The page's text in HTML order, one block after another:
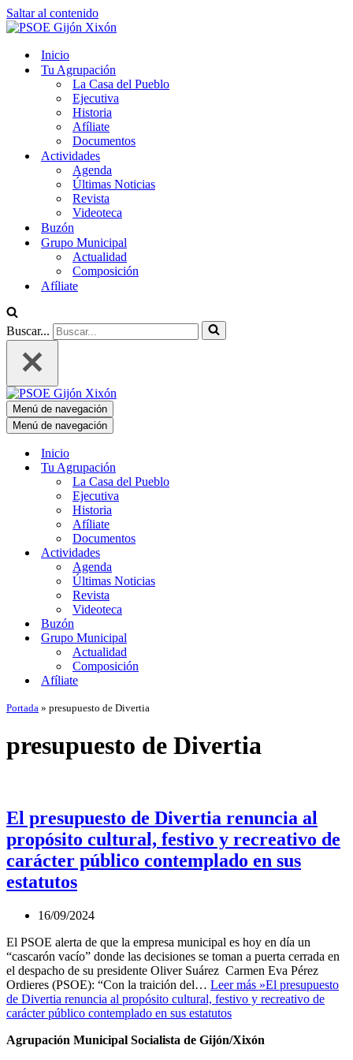
Saltar al contenido
Inicio
Tu Agrupación
La Casa del Pueblo
Ejecutiva
Historia
Afíliate
Documentos
Actividades
Agenda
Últimas Noticias
Revista
Videoteca
Buzón
Grupo Municipal
Actualidad
Composición
Afíliate
Buscar...
Menú de navegación
Menú de navegación
Inicio
Tu Agrupación
La Casa del Pueblo
Ejecutiva
Historia
Afíliate
Documentos
Actividades
Agenda
Últimas Noticias
Revista
Videoteca
Buzón
Grupo Municipal
Actualidad
Composición
Afíliate
Portada » presupuesto de Divertia
presupuesto de Divertia
El presupuesto de Divertia renuncia al
propósito cultural, festivo y recreativo de
carácter público contemplado en sus
estatutos
16/09/2024
El PSOE alerta de que la empresa municipal es hoy en día un
“cascarón vacío” donde las decisiones se toman a puerta cerrada en
el despacho de su presidente Oliver Suárez Carmen Eva Pérez
Ordieres (PSOE): “Con la traición del… Leer más »El presupuesto
de Divertia renuncia al propósito cultural, festivo y recreativo de
carácter público contemplado en sus estatutos
Agrupación Municipal Socialista de Gijón/Xixón